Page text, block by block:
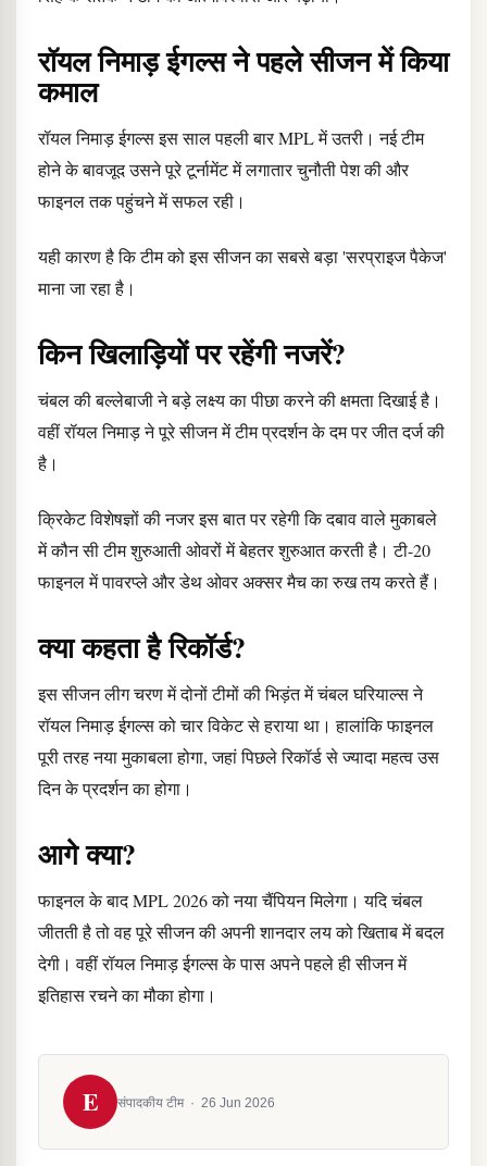
रॉयल निमाड़ ईगल्स ने पहले सीजन में किया
कमाल
रॉयल निमाड़ ईगल्स इस साल पहली बार MPL में उतरी। नई टीम
होने के बावजूद उसने पूरे टूर्नामेंट में लगातार चुनौती पेश की और
फाइनल तक पहुंचने में सफल रही।
यही कारण है कि टीम को इस सीजन का सबसे बड़ा 'सरप्राइज पैकेज'
माना जा रहा है।
किन खिलाड़ियों पर रहेंगी नजरें?
चंबल की बल्लेबाजी ने बड़े लक्ष्य का पीछा करने की क्षमता दिखाई है।
वहीं रॉयल निमाड़ ने पूरे सीजन में टीम प्रदर्शन के दम पर जीत दर्ज की
है।
क्रिकेट विशेषज्ञों की नजर इस बात पर रहेगी कि दबाव वाले मुकाबले
में कौन सी टीम शुरुआती ओवरों में बेहतर शुरुआत करती है। टी-20
फाइनल में पावरप्ले और डेथ ओवर अक्सर मैच का रुख तय करते हैं।
क्या कहता है रिकॉर्ड?
इस सीजन लीग चरण में दोनों टीमों की भिड़ंत में चंबल घरियाल्स ने
रॉयल निमाड़ ईगल्स को चार विकेट से हराया था। हालांकि फाइनल
पूरी तरह नया मुकाबला होगा, जहां पिछले रिकॉर्ड से ज्यादा महत्व उस
दिन के प्रदर्शन का होगा।
आगे क्या?
फाइनल के बाद MPL 2026 को नया चैंपियन मिलेगा। यदि चंबल
जीतती है तो वह पूरे सीजन की अपनी शानदार लय को खिताब में बदल
देगी। वहीं रॉयल निमाड़ ईगल्स के पास अपने पहले ही सीजन में
इतिहास रचने का मौका होगा।
E संपादकीय टीम · 26 Jun 2026